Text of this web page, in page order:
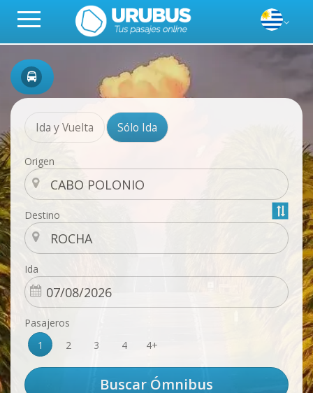
Ida y Vuelta Sólo Ida
Origen
Destino
Ida
Pasajeros
1
2 3 4 4+